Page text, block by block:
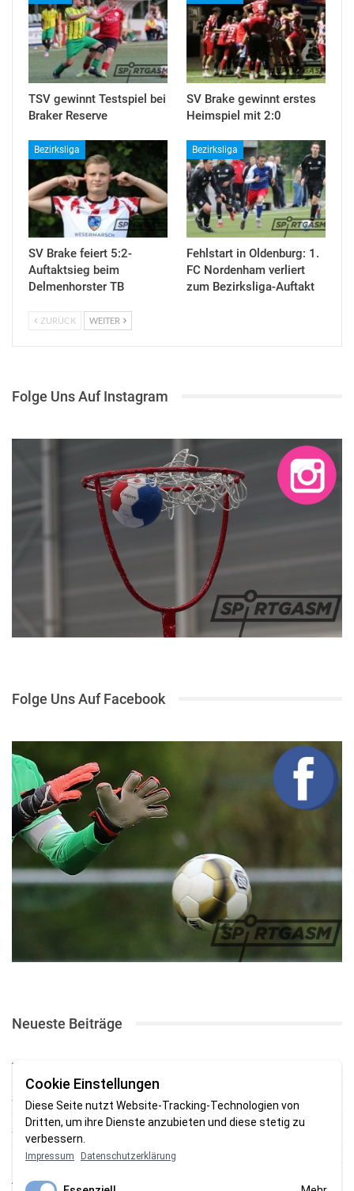
TSV gewinnt Testspiel bei
Braker Reserve
SV Brake gewinnt erstes
Heimspiel mit 2:0
Bezirksliga
SV Brake feiert 5:2-
Auftaktsieg beim
Delmenhorster TB
Bezirksliga
Fehlstart in Oldenburg: 1.
FC Nordenham verliert
zum Bezirksliga-Auftakt
ZURÜCK WEITER
Folge Uns Auf Instagram
Folge Uns Auf Facebook
Neueste Beiträge
TSV gewinnt Testspiel bei Braker Reserve
SV Brake gewinnt erstes Heimspiel mit 2:0
SV Brake feiert 5:2-Auftaktsieg beim Delmenhorster TB
Fehlstart in Oldenburg: 1. FC Nordenham verliert zum Bezirksliga-
Auftakt
Cookie Einstellungen
Diese Seite nutzt Website-Tracking-Technologien von
Dritten, um ihre Dienste anzubieten und diese stetig zu
verbessern.
Impressum Datenschutzerklärung